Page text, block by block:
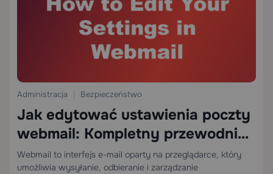
Administracja Bezpieczeństwo
Jak edytować ustawienia poczty
webmail: Kompletny przewodnik
techniczny
Webmail to interfejs e-mail oparty na przeglądarce, który
umożliwia wysyłanie, odbieranie i zarządzanie